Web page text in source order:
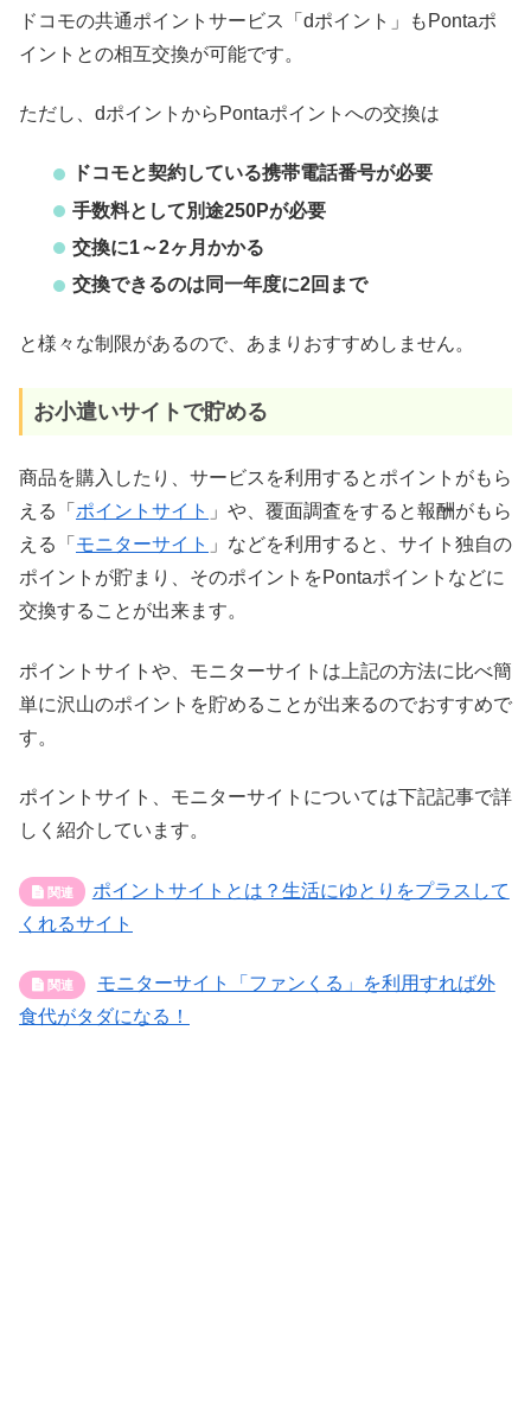
ドコモの共通ポイントサービス「dポイント」もPontaポ
イントとの相互交換が可能です。
ただし、dポイントからPontaポイントへの交換は
ドコモと契約している携帯電話番号が必要
手数料として別途250Pが必要
交換に1～2ヶ月かかる
交換できるのは同一年度に2回まで
と様々な制限があるので、あまりおすすめしません。
お小遣いサイトで貯める
商品を購入したり、サービスを利用するとポイントがもら
える「 ポイントサイト 」や、覆面調査をすると報酬がもら
える「 モニターサイト 」などを利用すると、サイト独自の
ポイントが貯まり、そのポイントをPontaポイントなどに
交換することが出来ます。
ポイントサイトや、モニターサイトは上記の方法に比べ簡
単に沢山のポイントを貯めることが出来るのでおすすめで
す。
ポイントサイト、モニターサイトについては下記記事で詳
しく紹介しています。
ポイントサイトとは？生活にゆとりをプラスして
くれるサイト
モニターサイト「ファンくる」を利用すれば外
食代がタダになる！